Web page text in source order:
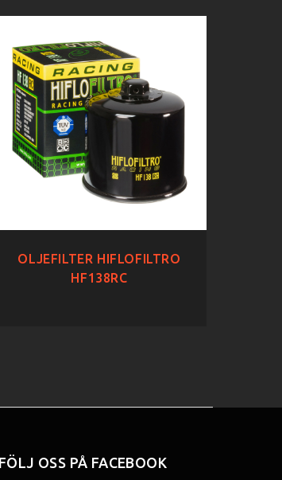
OLJEFILTER HIFLOFILTRO
HF138RC
FÖLJ OSS PÅ FACEBOOK